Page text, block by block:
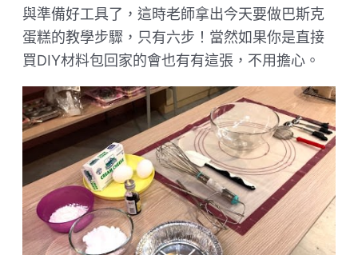
與準備好工具了，這時老師拿出今天要做巴斯克
蛋糕的教學步驟，只有六步！當然如果你是直接
買DIY材料包回家的會也有有這張，不用擔心。